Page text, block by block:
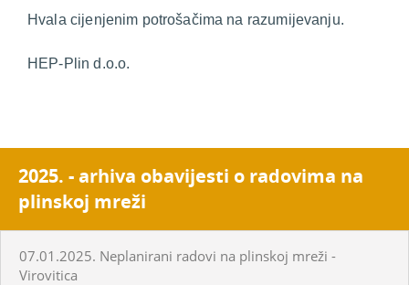
Hvala cijenjenim potrošačima na razumijevanju.
HEP-Plin d.o.o.
2025. - arhiva obavijesti o radovima na
plinskoj mreži
07.01.2025. Neplanirani radovi na plinskoj mreži -
Virovitica